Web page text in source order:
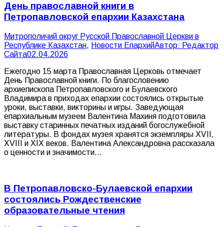
День православной книги в
Петропавловской епархии Казахстана
Митрополичий округ Русской Православной Церкви в
Республике Казахстан, Новости ЕпархийАвтор: Редактор
Сайта02.04.2026
Ежегодно 15 марта Православная Церковь отмечает
День Православной книги. По благословению
архиепископа Петропавловского и Булаевского
Владимира в приходах епархии состоялись открытые
уроки, выставки, викторины и игры. Заведующая
епархиальным музеем Валентина Махиня подготовила
выставку старинных печатных изданий богослужебной
литературы. В фондах музея хранятся экземпляры XVII,
XVIII и XIX веков. Валентина Александровна рассказала
о ценности и значимости…
В Петропавловско-Булаевской епархии
состоялись Рождественские
образовательные чтения